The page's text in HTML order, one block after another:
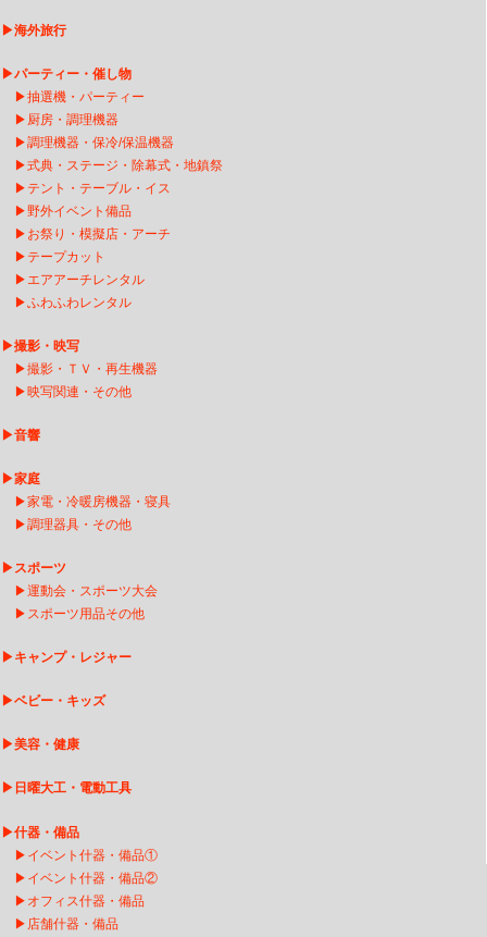
▶海外旅行
▶パーティー・催し物
▶抽選機・パーティー
▶ 厨房・調理機器
▶調理機器・保冷/保温機器
▶式典・ステージ・除幕式・地鎮祭
▶ テント・テーブル・イス
▶野外イベント備品
▶ お祭り・模擬店・アーチ
▶ テープカット
▶ エアアーチレンタ ル
▶ふわふわレンタル
▶撮影・映写
▶撮影・ＴＶ・再生機器
▶映写関連・その他
▶音響
▶家庭
▶家電・冷暖房機器・寝具
▶調理器具・その他
▶スポーツ
▶運動会・スポーツ大会
▶ スポーツ用品その他
▶キャンプ・レジャー
▶ベビー・キッズ
▶美容・健康
▶ 日曜大工・電動工具
▶什器・備品
▶ イベント什器・備品①
▶ イベント什器・備品②
▶ オフィス什器・備品
▶ 店舗什器・備品